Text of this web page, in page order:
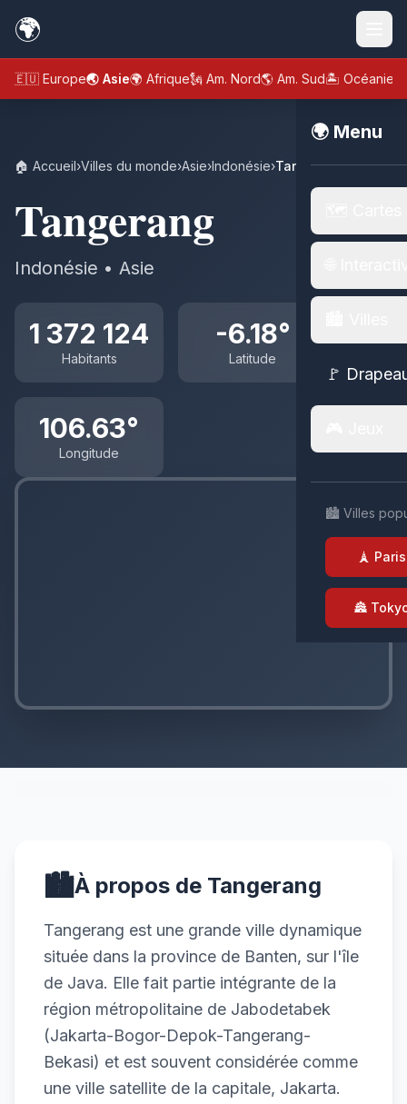
🌍
🇪🇺 Europe🌏 Asie🌍 Afrique🗽 Am. Nord🌎 Am. Sud🏝️ Océanie
🌍 Menu
🚩
🏙️ Villes
🗼 Paris
🏯
🏠 Accueil›Villes du monde›Asie›Indonésie›Tangerang
Tangerang
Indonésie • Asie
1 372 124
Habitants
-6.18°
Latitude
106.63°
Longitude
🏙️À propos de Tangerang
Tangerang est une grande ville dynamique
située dans la province de Banten, sur l'île
de Java. Elle fait partie intégrante de la
région métropolitaine de Jabodetabek
(Jakarta-Bogor-Depok-Tangerang-
Bekasi) et est souvent considérée comme
une ville satellite de la capitale, Jakarta.